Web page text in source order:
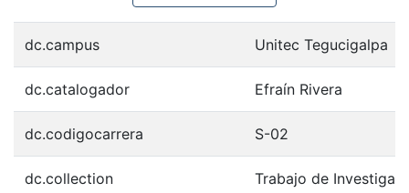
dc.campus Unitec Tegucigalpa
dc.catalogador Efraín Rivera
dc.codigocarrera S-02
dc.collection Trabajo de